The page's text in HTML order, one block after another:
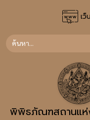
เ
พิพิธภัณฑสถานแห่